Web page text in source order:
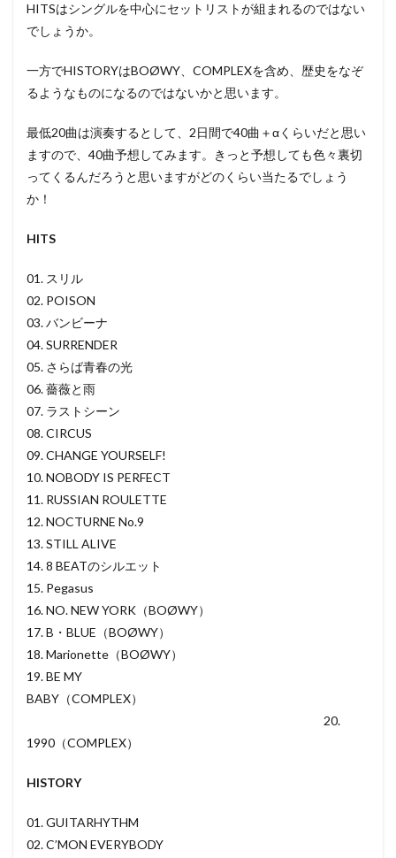
HITSはシングルを中心にセットリストが組まれるのではない
でしょうか。
一方でHISTORYはBOØWY、COMPLEXを含め、歴史をなぞ
るようなものになるのではないかと思います。
最低20曲は演奏するとして、2日間で40曲＋αくらいだと思い
ますので、40曲予想してみます。きっと予想しても色々裏切
ってくるんだろうと思いますがどのくらい当たるでしょう
か！
HITS
01. スリル
02. POISON
03. バンビーナ
04. SURRENDER
05. さらば青春の光
06. 薔薇と雨
07. ラストシーン
08. CIRCUS
09. CHANGE YOURSELF!
10. NOBODY IS PERFECT
11. RUSSIAN ROULETTE
12. NOCTURNE No.9
13. STILL ALIVE
14. 8 BEATのシルエット
15. Pegasus
16. NO. NEW YORK（BOØWY）
17. B・BLUE（BOØWY）
18. Marionette（BOØWY）
19. BE MY
BABY（COMPLEX）
20.
1990（COMPLEX）
HISTORY
01. GUITARHYTHM
02. C’MON EVERYBODY